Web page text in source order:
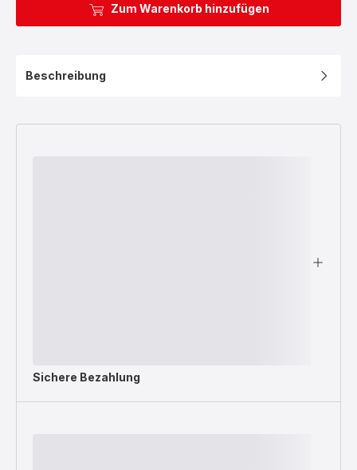
Zum Warenkorb hinzufügen
Beschreibung
Sichere Bezahlung